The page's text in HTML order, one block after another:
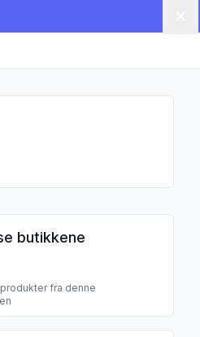
butikkene
produkter fra denne